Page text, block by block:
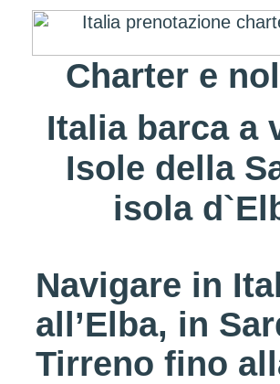
Charter e
Italia barca a
Isole della
isola
Navigare in
all’Elba, in
Tirreno fino